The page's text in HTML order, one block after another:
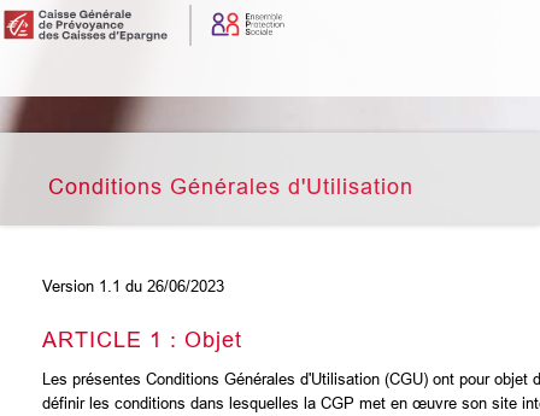
Conditions Générales d'Utilisation
Version 1.1 du 26/06/2023
ARTICLE 1 : Objet
Les présentes Conditions Générales d'Utilisation (CGU) ont pour objet
définir les conditions dans lesquelles la CGP met en œuvre son site